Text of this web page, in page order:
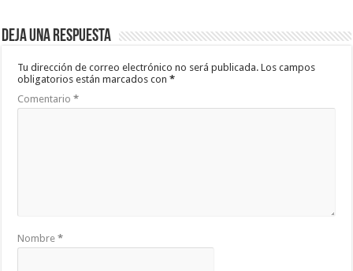
Deja una respuesta
Tu dirección de correo electrónico no será publicada. Los campos
obligatorios están marcados con*
Comentario*
Nombre*